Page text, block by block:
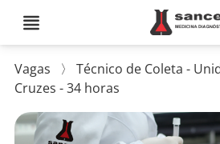
Vagas 〉
Técnico de Coleta -
Cruzes - 34 horas